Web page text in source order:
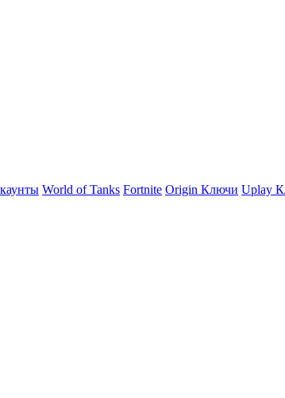
World of Tanks Fortnite Origin Ключи Uplay